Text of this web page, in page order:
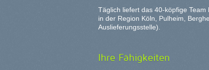
Täglich liefert das 40-köpfige
in der Region Köln, Pulheim,
Auslieferungsstelle).
Ihre Fähigkeiten